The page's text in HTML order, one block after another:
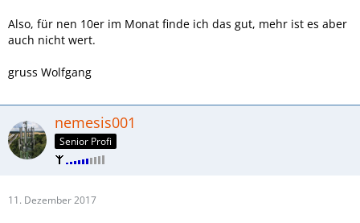
Also, für nen 10er im Monat finde ich das gut, mehr ist es aber
auch nicht wert.
gruss Wolfgang
nemesis001
Senior Profi
11. Dezember 2017